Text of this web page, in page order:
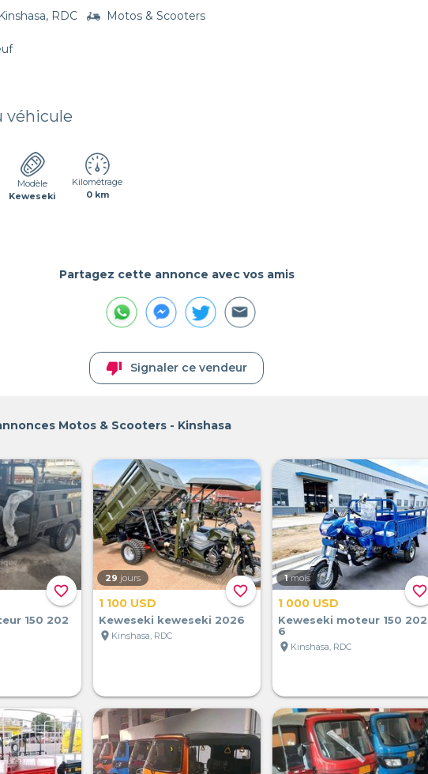
Kinshasa, RDC Motos & Scooters
véhicule
Modèle
Keweseki
Kilométrage
0 km
Partagez cette annonce avec vos amis
thumb_down Signaler ce vendeur
Motos & Scooters - Kinshasa
favorite_border
150 202
favorite_border
29 jours
1 100 USD
Keweseki keweseki 2026
location_on Kinshasa, RDC
favorite_border
1 mois
1 000 USD
Keweseki moteur 150 202
6
location_on Kinshasa, RDC